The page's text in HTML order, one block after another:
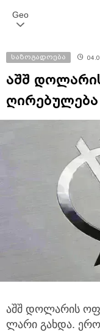
Geo
საზოგადოება
აშშ
აშშ დოლარის
ლარი გახდა.